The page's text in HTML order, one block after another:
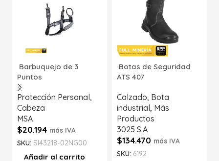
Barbuquejo de 3
Puntos
Protección Personal,
Cabeza
MSA
$20.194 más IVA
SKU: SI43218-02NG00
Añadir al carrito
Botas de Seguridad
ATS 407
Calzado, Bota
industrial, Más
Productos
3025 S.A
$134.470 más IVA
SKU: 6192